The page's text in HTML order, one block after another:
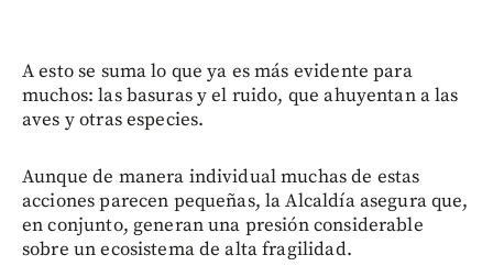
A esto se suma lo que ya es más evidente para
muchos: las basuras y el ruido, que ahuyentan a las
aves y otras especies.
Aunque de manera individual muchas de estas
acciones parecen pequeñas, la Alcaldía asegura que,
en conjunto, generan una presión considerable
sobre un ecosistema de alta fragilidad.